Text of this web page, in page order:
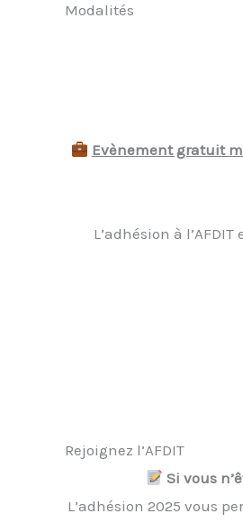
Modalités
Evènement gratuit
L’adhésion à l’AFDIT
Rejoignez l’AFDIT
Si vous
L’adhésion 2025 vous